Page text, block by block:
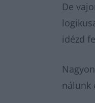
De
idézd
nálunk